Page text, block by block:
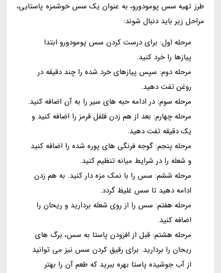
طرز تهیه سس پومودورو، به عنوان یک سس خوشمزه پاستایی،
مراحل زیر باید دنبال شوند:
مرحله اول: برای درست کردن سس پومودورو ابتدا
پیازها را خرد کنید.
مرحله دوم: سپس پیازهای خرد شده را چند دقیقه در
روغن تفت دهید.
مرحله سوم: در ادامه حبه های سیر را به آن اضافه کنید.
مرحله چهارم: بعد از هم زدن فلفل قرمز را اضافه کنید و
یک دقیقه تفت دهید.
مرحله پنجم: گوجه فرنگی های پوره شده را اضافه کنید
و شعله را در شرایط میانه تنظیم کنید.
مرحله ششم: سس را با نمک مزه دار کنید. به هم زدن
ادامه دهید تا سس غلیظ گردد.
مرحله هفتم: سس را از روی شعله بردارید و ریحان را
اضافه کنید.
مرحله هشتم: قبل از افزودن پاستا به سس، برگ های
ریحان را بردارید. برای رقیق کردن سس نیز می توانید
از آب جوشیده پاستا بهره ببرید که طعم آن را بهتر